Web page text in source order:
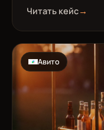
Читать кейс→
Авито